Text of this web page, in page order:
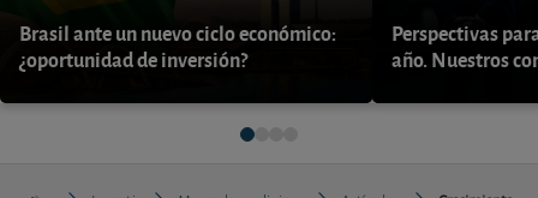
Brasil ante un nuevo ciclo económico:
¿oportunidad de inversión?
Perspectivas
año. Nuestros